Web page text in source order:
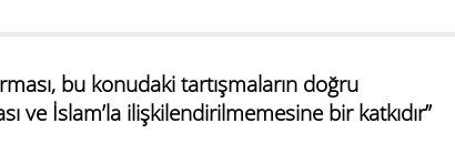
bu konudaki tartışmaların doğru
ve İslam’la ilişkilendirilmemesine bir katkıdır”